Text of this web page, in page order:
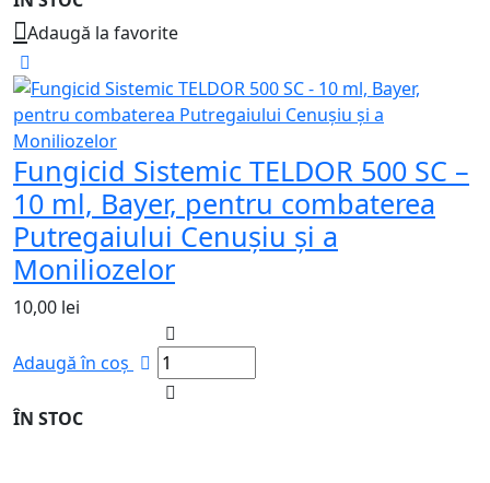
Adaugă la favorite
Fungicid Sistemic TELDOR 500 SC –
10 ml, Bayer, pentru combaterea
Putregaiului Cenușiu și a
Moniliozelor
10,00 lei
Adaugă în coș
ÎN STOC